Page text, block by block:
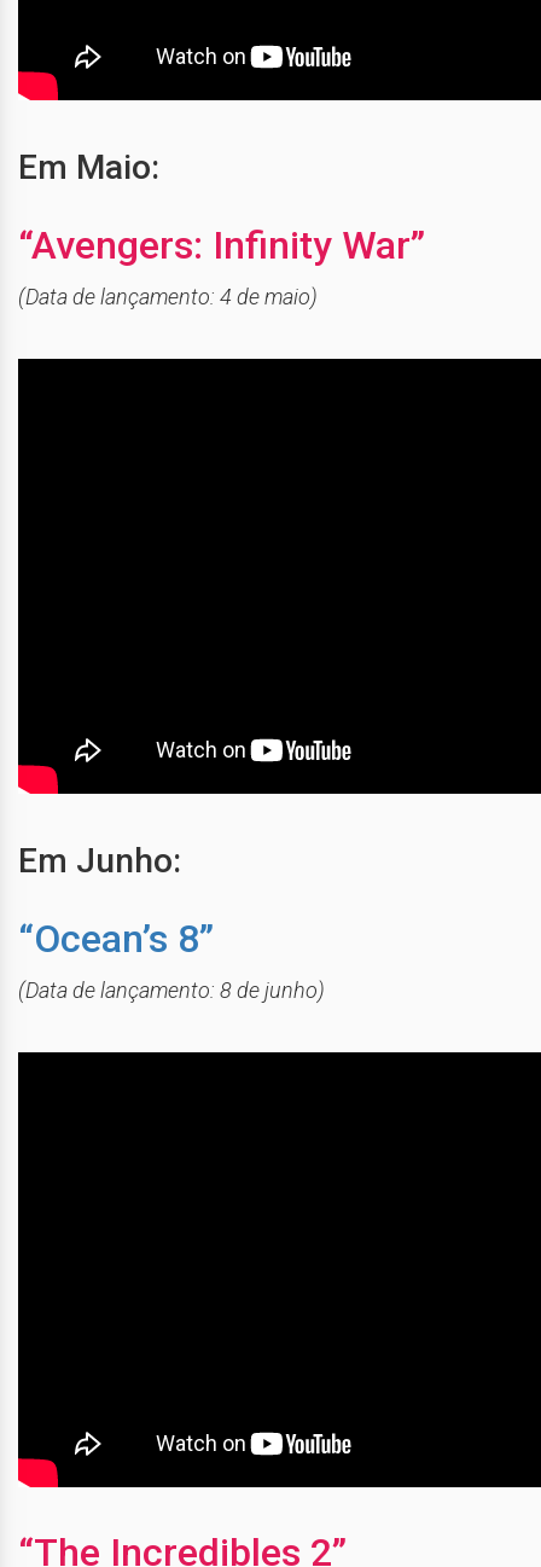
Em Maio:
“Avengers: Infinity War”
(Data de lançamento: 4 de maio)
Em Junho:
“Ocean’s 8”
(Data de lançamento: 8 de junho)
“The Incredibles 2”